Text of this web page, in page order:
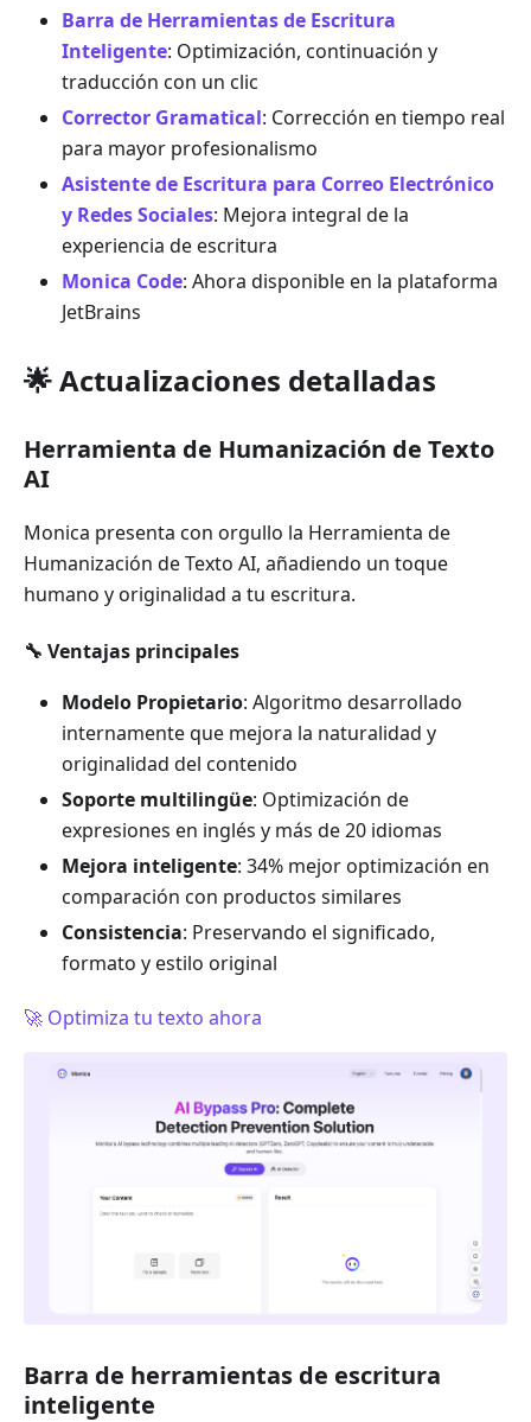
Barra de Herramientas de Escritura
Inteligente: Optimización, continuación y
traducción con un clic
Corrector Gramatical: Corrección en tiempo real
para mayor profesionalismo
Asistente de Escritura para Correo Electrónico
y Redes Sociales: Mejora integral de la
experiencia de escritura
Monica Code: Ahora disponible en la plataforma
JetBrains
🌟 Actualizaciones detalladas
Herramienta de Humanización de Texto
AI
Monica presenta con orgullo la Herramienta de
Humanización de Texto AI, añadiendo un toque
humano y originalidad a tu escritura.
🔧 Ventajas principales
Modelo Propietario: Algoritmo desarrollado
internamente que mejora la naturalidad y
originalidad del contenido
Soporte multilingüe: Optimización de
expresiones en inglés y más de 20 idiomas
Mejora inteligente: 34% mejor optimización en
comparación con productos similares
Consistencia: Preservando el significado,
formato y estilo original
🚀 Optimiza tu texto ahora
Barra de herramientas de escritura
inteligente